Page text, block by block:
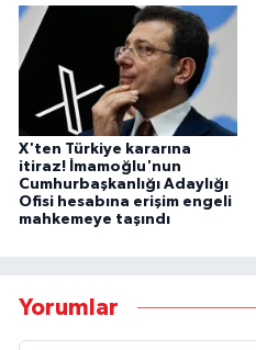
X'ten Türkiye kararına
itiraz! İmamoğlu'nun
Cumhurbaşkanlığı Adaylığı
Ofisi hesabına erişim engeli
mahkemeye taşındı
Yorumlar